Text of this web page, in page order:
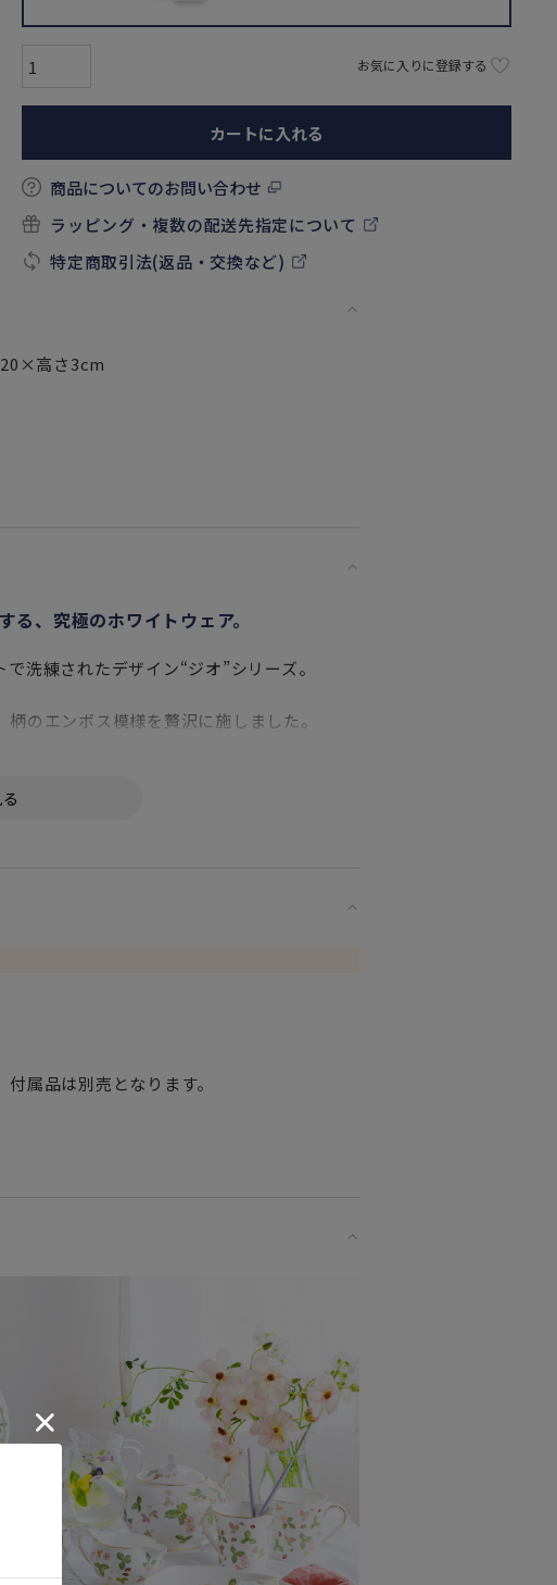
お気に入りに登録する
カートに入れる
商品についてのお問い合わせ
ラッピング・複数の配送先指定について
特定商取引法(返品・交換など)
高さ3cm
、究極のホワイトウェア。
洗練されたデザイン“ジオ”シリーズ。
のエンボス模様を贅沢に施しました。
ず活躍してくれます。
属品は別売となります。